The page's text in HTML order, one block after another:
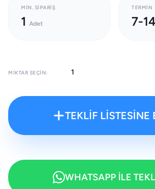
MIN. SIPARIŞ
1 Adet
TERMIN
7-
MIKTAR SEÇIN:
TEKLİF LİSTESİNE
WHATSAPP İLE